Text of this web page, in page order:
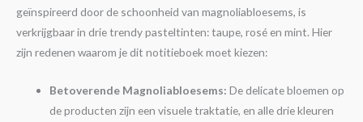
geïnspireerd door de schoonheid van magnoliabloesems, is
verkrijgbaar in drie trendy pasteltinten: taupe, rosé en mint. Hier
zijn redenen waarom je dit notitieboek moet kiezen:
Betoverende Magnoliabloesems: De delicate bloemen op
de producten zijn een visuele traktatie, en alle drie kleuren